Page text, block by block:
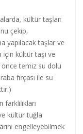
kültür taşları
çekip,
yapılacak taşlar ve
kültür taşı ve
önce temiz su dolu
fırçası ile su
kültür tuğla
engelleyebilmek